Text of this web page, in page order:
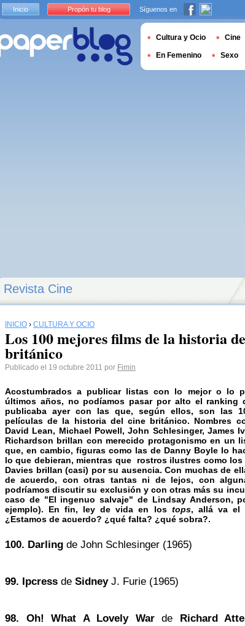
Revista Cine
INICIO › CULTURA Y OCIO
Los 100 mejores films de la historia
británico
Publicado el 19 octubre 2011 por Fimin
Acostumbrados a publicar listas con lo mejor o lo
últimos años, no podíamos pasar por alto el ranking
publicaba ayer con las que, según ellos, son las
películas de la historia del cine británico. Nombres
David Lean, Michael Powell, John Schlesinger, James
Richardson brillan con merecido protagonismo en un
que, en cambio, figuras como las de Danny Boyle lo
lo que debieran, mientras que rostros ilustres como los
Davies brillan (casi) por su ausencia. Con muchas de
de acuerdo, con otras tantas ni de lejos, con
podríamos discutir su exclusión y con otras más su
caso de "El ingenuo salvaje" de Lindsay Anderson,
ejemplo). En fin, ley de vida en los tops, allá va el
¿Estamos de acuerdo? ¿qué falta? ¿qué sobra?.
100. Darling de John Schlesinger (1965)
99. Ipcress de SidneyJ. Furie (1965)
98. Oh! What A Lovely War de Richard
Inicio Propón tu blog Síguenos en
Cultura y Ocio Cine
En Femenino Sexo